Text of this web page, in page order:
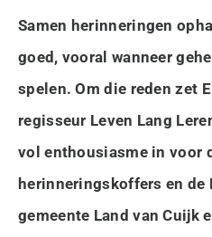
Samen herinneringen
goed, vooral wanneer
spelen. Om die reden zet
regisseur Leven Lang
vol enthousiasme in voor
herinneringskoffers en de
gemeente Land van Cuijk